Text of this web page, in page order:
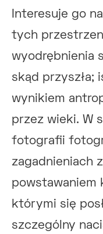
Interesuje go
tych
wyodrębnienia
skąd przyszła;
wynikiem
przez wieki. W
fotografii
zagadnieniach
powstawaniem
którymi się
szczególny